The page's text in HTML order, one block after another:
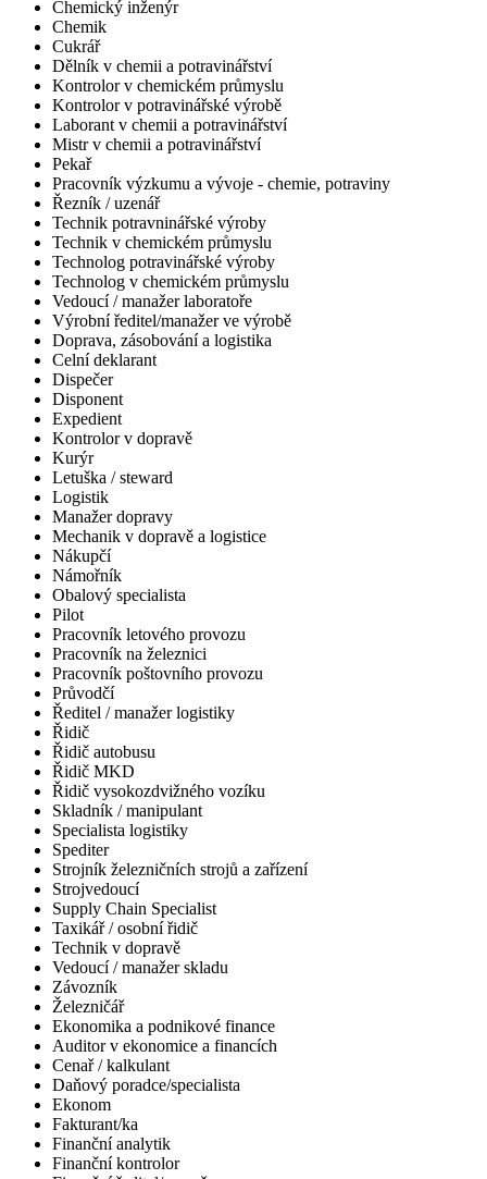
Chemický inženýr
Chemik
Cukrář
Dělník v chemii a potravinářství
Kontrolor v chemickém průmyslu
Kontrolor v potravinářské výrobě
Laborant v chemii a potravinářství
Mistr v chemii a potravinářství
Pekař
Pracovník výzkumu a vývoje - chemie, potraviny
Řezník / uzenář
Technik potravninářské výroby
Technik v chemickém průmyslu
Technolog potravinářské výroby
Technolog v chemickém průmyslu
Vedoucí / manažer laboratoře
Výrobní ředitel/manažer ve výrobě
Doprava, zásobování a logistika
Celní deklarant
Dispečer
Disponent
Expedient
Kontrolor v dopravě
Kurýr
Letuška / steward
Logistik
Manažer dopravy
Mechanik v dopravě a logistice
Nákupčí
Námořník
Obalový specialista
Pilot
Pracovník letového provozu
Pracovník na železnici
Pracovník poštovního provozu
Průvodčí
Ředitel / manažer logistiky
Řidič
Řidič autobusu
Řidič MKD
Řidič vysokozdvižného vozíku
Skladník / manipulant
Specialista logistiky
Spediter
Strojník železničních strojů a zařízení
Strojvedoucí
Supply Chain Specialist
Taxikář / osobní řidič
Technik v dopravě
Vedoucí / manažer skladu
Závozník
Železničář
Ekonomika a podnikové finance
Auditor v ekonomice a financích
Cenař / kalkulant
Daňový poradce/specialista
Ekonom
Fakturant/ka
Finanční analytik
Finanční kontrolor